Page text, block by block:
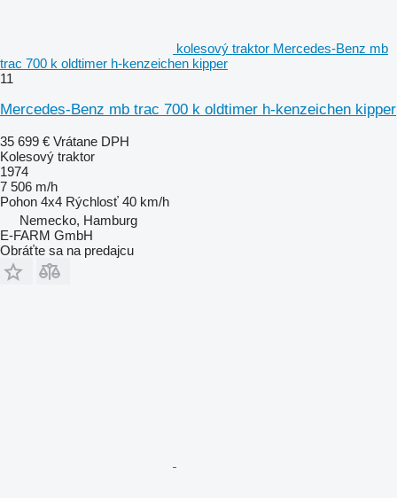
kolesový traktor Mercedes-Benz mb
trac 700 k oldtimer h-kenzeichen kipper
11
Mercedes-Benz mb trac 700 k oldtimer h-kenzeichen kipper
35 699 € Vrátane DPH
Kolesový traktor
1974
7 506 m/h
Pohon 4x4 Rýchlosť 40 km/h
Nemecko, Hamburg
E-FARM GmbH
Obráťte sa na predajcu